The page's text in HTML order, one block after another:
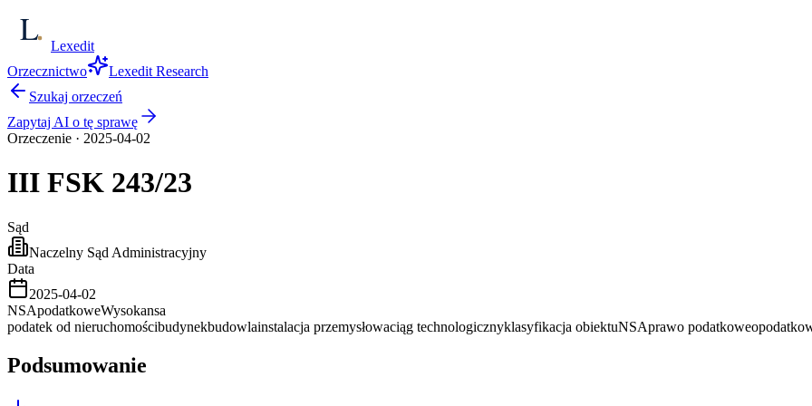
Lexedit
Orzecznictwo
Lexedit Research
Szukaj orzeczeń
Zapytaj AI o tę sprawę
Orzeczenie · 2025-04-02
III FSK 243/23
Sąd
Naczelny Sąd Administracyjny
Data
2025-04-02
NSApodatkoweWysokansa
podatek od nieruchomościbudynekbudowlainstalacja przemysłowaciąg technologicznyklasyfikacja obiektuNSAprawo podatkowe
Podsumowanie